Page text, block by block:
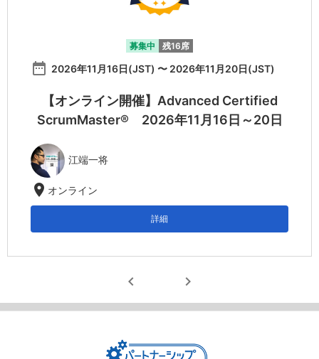
募集中 残16席
date_range 2026年11月16日(JST) 〜 2026年11月20日(JST)
【オンライン開催】Advanced Certified
ScrumMaster® 2026年11月16日～20日
江端一将
location_on オンライン
詳細
chevron_left chevron_right